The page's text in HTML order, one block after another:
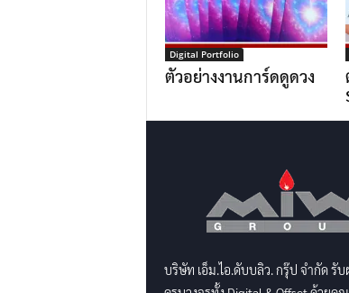
Digital Portfolio
ตัวอย่างงานการ์ดดูดวง
บริษัท เอ็ม.ไอ.ดับบลิว. กรุ๊ป จำกัด รั